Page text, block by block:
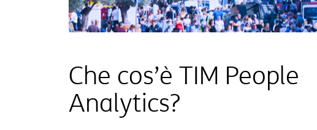
Che cos’è TIM People
Analytics?